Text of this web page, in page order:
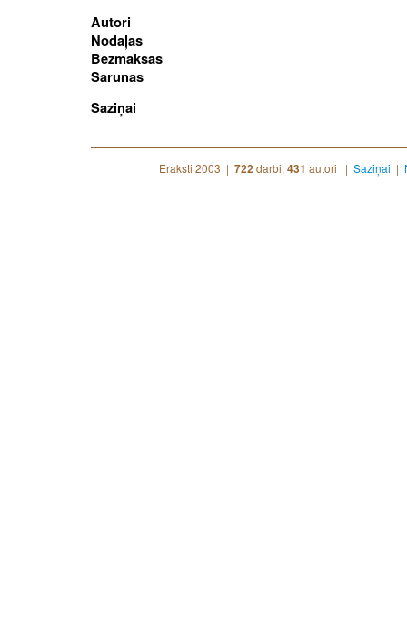
Autori
Nodaļas
Bezmaksas
Sarunas
Saziņai
Eraksti 2003 | 722 darbi;431 autori | Saziņai |